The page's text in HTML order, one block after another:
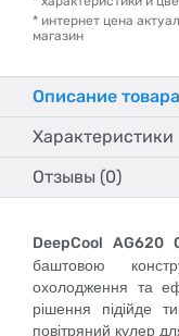
* интернет цена
магазин
Описание товара
Характеристики
Отзывы (0)
DeepCool AG620
баштовою
охолодження та
рішення підійде
повітряний кулер